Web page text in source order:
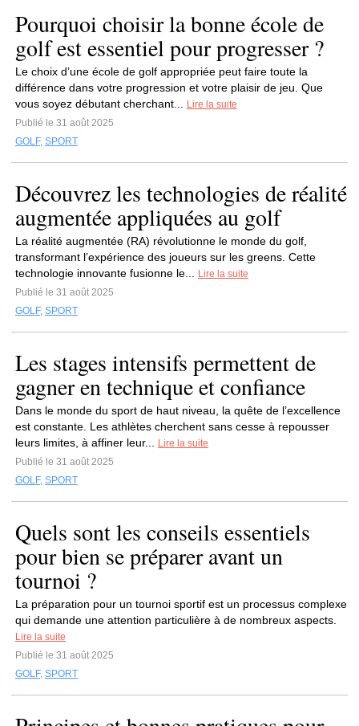
Pourquoi choisir la bonne école de
golf est essentiel pour progresser ?
Le choix d’une école de golf appropriée peut faire toute la
différence dans votre progression et votre plaisir de jeu. Que
vous soyez débutant cherchant...
Lire la suite
Publié le 31 août 2025
GOLF, SPORT
Découvrez les technologies de réalité
augmentée appliquées au golf
La réalité augmentée (RA) révolutionne le monde du golf,
transformant l’expérience des joueurs sur les greens. Cette
technologie innovante fusionne le...
Lire la suite
Publié le 31 août 2025
GOLF, SPORT
Les stages intensifs permettent de
gagner en technique et confiance
Dans le monde du sport de haut niveau, la quête de l’excellence
est constante. Les athlètes cherchent sans cesse à repousser
leurs limites, à affiner leur...
Lire la suite
Publié le 31 août 2025
GOLF, SPORT
Quels sont les conseils essentiels
pour bien se préparer avant un
tournoi ?
La préparation pour un tournoi sportif est un processus complexe
qui demande une attention particulière à de nombreux aspects.
Lire la suite
Publié le 31 août 2025
GOLF, SPORT